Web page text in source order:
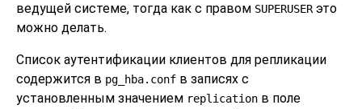
ведущей системе, тогда как с правом SUPERUSERэто
можно делать.
Список аутентификации клиентов для репликации
содержится в pg_hba.conf в записях с
установленным значением replication в поле